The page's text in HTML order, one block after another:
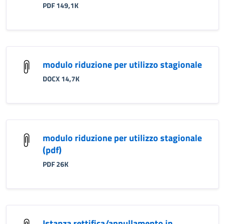
PDF 149,1K
modulo riduzione per utilizzo stagionale
DOCX 14,7K
modulo riduzione per utilizzo stagionale
(pdf)
PDF 26K